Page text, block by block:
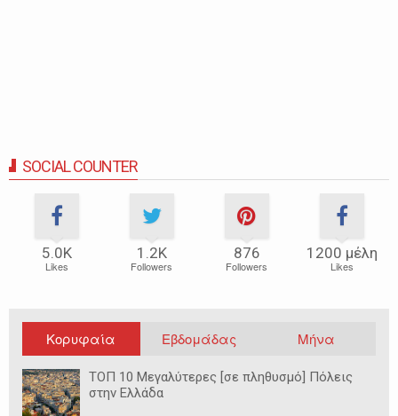
SOCIAL COUNTER
5.0Κ
Likes
1.2Κ
Followers
876
Followers
1200 μέλη
Likes
Κορυφαία Εβδομάδας Μήνα
ΤΟΠ 10 Μεγαλύτερες [σε πληθυσμό] Πόλεις
στην Ελλάδα